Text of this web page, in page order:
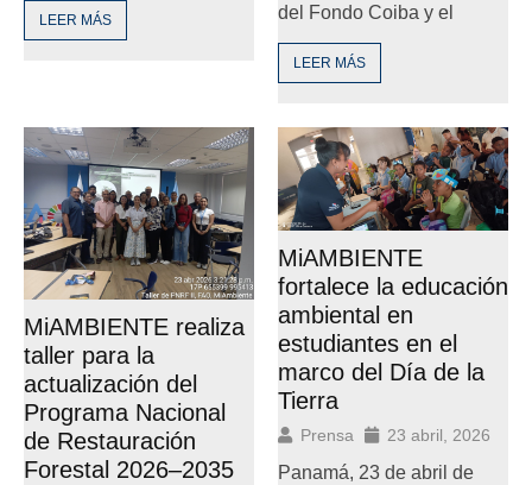
LEER MÁS
del Fondo Coiba y el
LEER MÁS
MiAMBIENTE realiza
taller para la
actualización del
Programa Nacional
de Restauración
Forestal 2026–2035
MiAMBIENTE
fortalece la educación
ambiental en
estudiantes en el
marco del Día de la
Tierra
Prensa 23 abril, 2026
Panamá, 23 de abril de